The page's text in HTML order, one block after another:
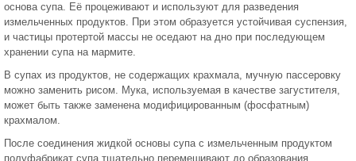
основа супа. Её процеживают и используют для разведения
измельченных продуктов. При этом образуется устойчивая суспензия,
и частицы протертой массы не оседают на дно при последующем
хранении супа на мармите.
В супах из продуктов, не содержащих крахмала, мучную пассеровку
можно заменить рисом. Мука, используемая в качестве загустителя,
может быть также заменена модифицированным (фосфатным)
крахмалом.
После соединения жидкой основы супа с измельченным продуктом
полуфабрикат супа тщательно перемешивают до образования